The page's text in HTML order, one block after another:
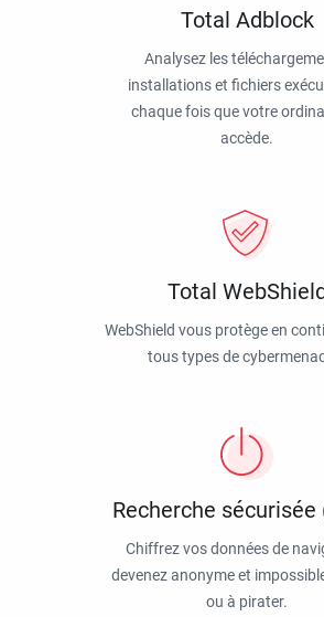
Total Adblock
Analysez les
installations et fichiers
chaque fois que votre
accède.
Total
WebShield vous protège en
tous types de
Recherche sécurisée
Chiffrez vos données de
devenez anonyme et
ou à pirater.